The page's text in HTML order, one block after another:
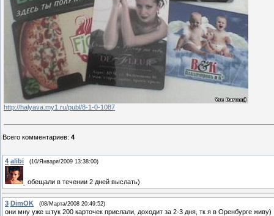
http://halyava.my1.ru/publ/8-1-0-1087
Всего комментариев: 4
4 alibi (10/Января/2009 13:38:00)
обещали в течении 2 дней выслать)
3 DimOK (08/Марта/2008 20:49:52)
они мну уже штук 200 карточек прислали, доходит за 2-3 дня, тк я в Оренбурге живу)